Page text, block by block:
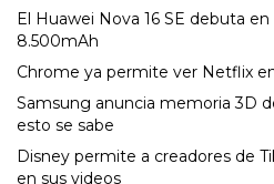
El Huawei Nova 16 SE debuta
8.500mAh
Chrome ya permite ver Netflix
Samsung anuncia memoria 3D
esto se sabe
Disney permite a creadores de
en sus videos